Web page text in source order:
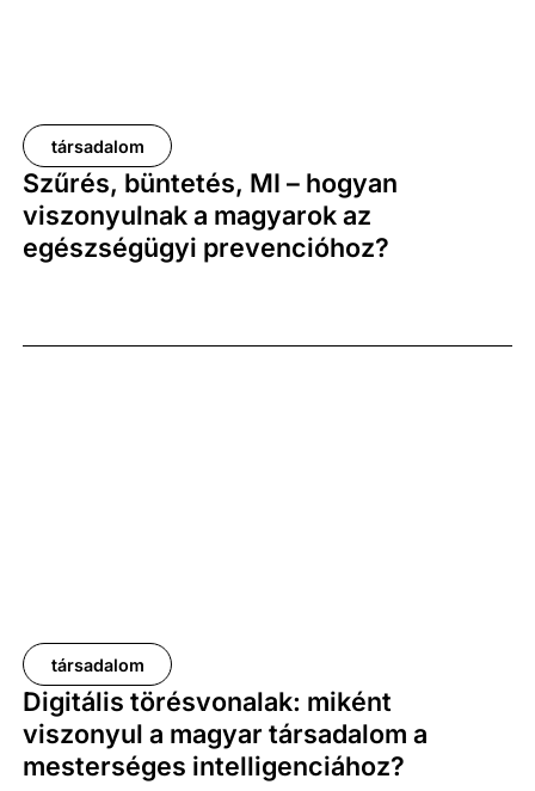
társadalom
Szűrés, büntetés, MI – hogyan
viszonyulnak a magyarok az
egészségügyi prevencióhoz?
társadalom
Digitális törésvonalak: miként
viszonyul a magyar társadalom a
mesterséges intelligenciához?